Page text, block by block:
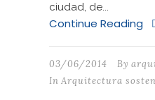
ciudad, de...
Continue Reading
03/06/2014 By
In Arquitectura